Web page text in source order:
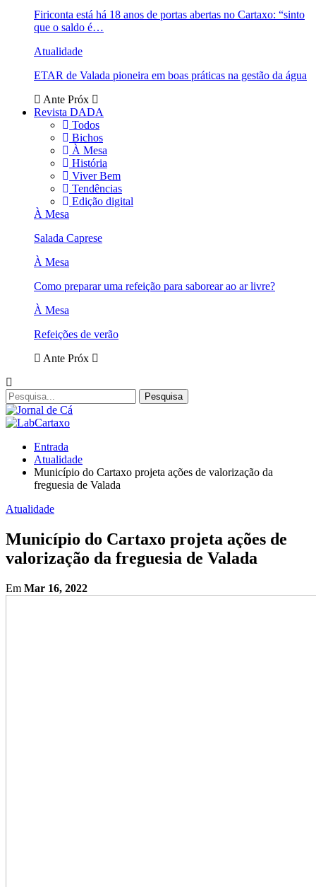
Firiconta está há 18 anos de portas abertas no Cartaxo: “sinto
que o saldo é…
Atualidade
ETAR de Valada pioneira em boas práticas na gestão da água
Ante Próx
Revista DADA
Todos
Bichos
À Mesa
História
Viver Bem
Tendências
Edição digital
À Mesa
Salada Caprese
À Mesa
Como preparar uma refeição para saborear ao ar livre?
À Mesa
Refeições de verão
Ante Próx
Entrada
Atualidade
Município do Cartaxo projeta ações de valorização da
freguesia de Valada
Atualidade
Município do Cartaxo projeta ações de
valorização da freguesia de Valada
Em Mar 16, 2022